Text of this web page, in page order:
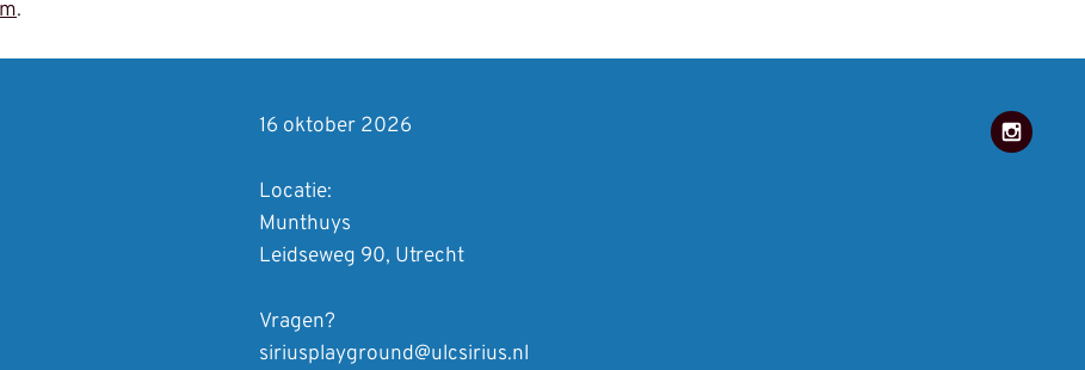
.
16 oktober 2026
Locatie:
Munthuys
Leidseweg 90, Utrecht
Vragen?
siriusplayground@ulcsirius.nl